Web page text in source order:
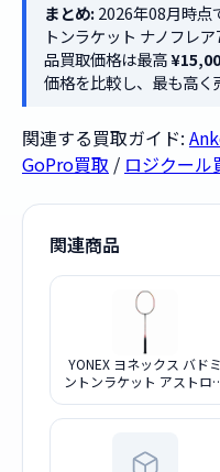
まとめ:2026年08月時点
トンラケット ナノフレ
品買取価格は最高
価格を比較し、最も高く
関連する買取ガイド:
GoPro買取 / ロジクール
関連商品
YONEX ヨネックス バドミ
ントンラケット アストロ
チェリーサンバースト